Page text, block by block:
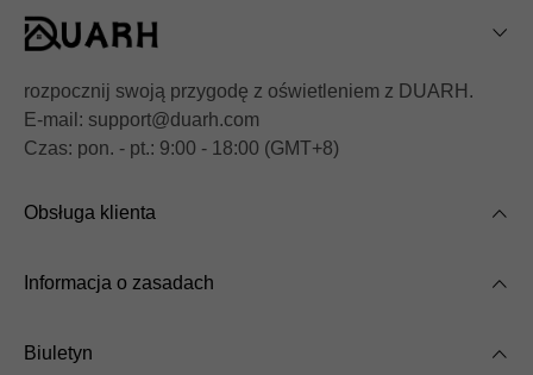
rozpocznij swoją przygodę z oświetleniem z DUARH.
E-mail: support@duarh.com
Czas: pon. - pt.: 9:00 - 18:00 (GMT+8)
Obsługa klienta
About us
Track Order
Informacja o zasadach
Terms & Conditions
Biuletyn